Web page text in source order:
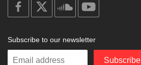
facebook
soundcloud
Subscribe to our newsletter
Enter
Subscribe